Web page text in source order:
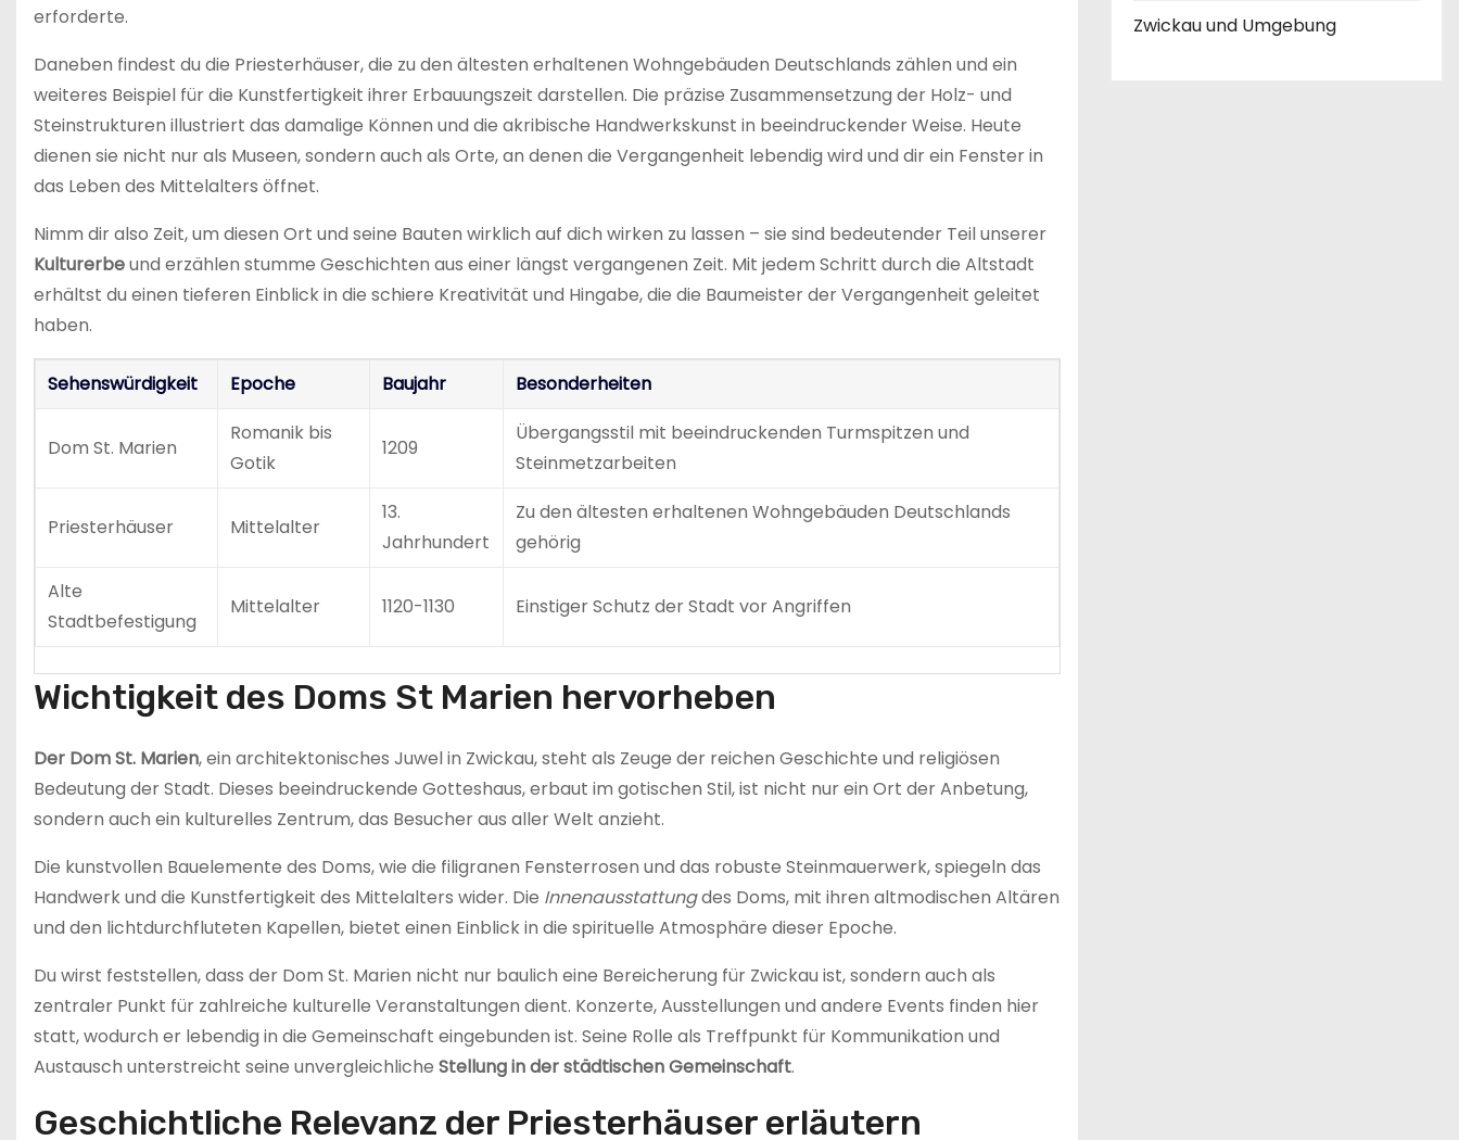
erforderte.
Daneben findest du die Priesterhäuser, die zu den ältesten erhaltenen Wohngebäuden Deutschlands zählen und ein
weiteres Beispiel für die Kunstfertigkeit ihrer Erbauungszeit darstellen. Die präzise Zusammensetzung der Holz- und
Steinstrukturen illustriert das damalige Können und die akribische Handwerkskunst in beeindruckender Weise. Heute
dienen sie nicht nur als Museen, sondern auch als Orte, an denen die Vergangenheit lebendig wird und dir ein Fenster in
das Leben des Mittelalters öffnet.
Nimm dir also Zeit, um diesen Ort und seine Bauten wirklich auf dich wirken zu lassen – sie sind bedeutender Teil unserer
Kulturerbeund erzählen stumme Geschichten aus einer längst vergangenen Zeit. Mit jedem Schritt durch die Altstadt
erhältst du einen tieferen Einblick in die schiere Kreativität und Hingabe, die die Baumeister der Vergangenheit geleitet
haben.
Sehenswürdigkeit Epoche Baujahr Besonderheiten
Dom St. Marien
Romanik bis
Gotik
1209
Übergangsstil mit beeindruckenden Turmspitzen und
Steinmetzarbeiten
Priesterhäuser Mittelalter
13.
Jahrhundert
Zu den ältesten erhaltenen Wohngebäuden Deutschlands
gehörig
Alte
Stadtbefestigung
Mittelalter 1120-1130 Einstiger Schutz der Stadt vor Angriffen
Wichtigkeit des Doms St Marien hervorheben
Der Dom St. Marien, ein architektonisches Juwel in Zwickau, steht als Zeuge der reichen Geschichte und religiösen
Bedeutung der Stadt. Dieses beeindruckende Gotteshaus, erbaut im gotischen Stil, ist nicht nur ein Ort der Anbetung,
sondern auch ein kulturelles Zentrum, das Besucher aus aller Welt anzieht.
Die kunstvollen Bauelemente des Doms, wie die filigranen Fensterrosen und das robuste Steinmauerwerk, spiegeln das
Handwerk und die Kunstfertigkeit des Mittelalters wider. Die Innenausstattungdes Doms, mit ihren altmodischen Altären
und den lichtdurchfluteten Kapellen, bietet einen Einblick in die spirituelle Atmosphäre dieser Epoche.
Du wirst feststellen, dass der Dom St. Marien nicht nur baulich eine Bereicherung für Zwickau ist, sondern auch als
zentraler Punkt für zahlreiche kulturelle Veranstaltungen dient. Konzerte, Ausstellungen und andere Events finden hier
statt, wodurch er lebendig in die Gemeinschaft eingebunden ist. Seine Rolle als Treffpunkt für Kommunikation und
Austausch unterstreicht seine unvergleichliche Stellung in der städtischen Gemeinschaft.
Geschichtliche Relevanz der Priesterhäuser erläutern
Zwickau und Umgebung